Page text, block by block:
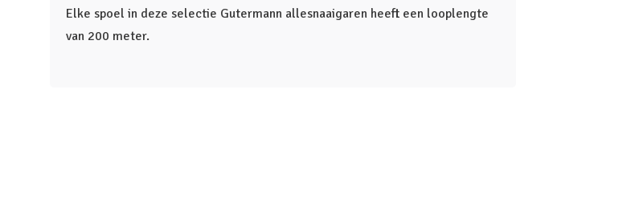
Elke spoel in deze selectie Gutermann allesnaaigaren heeft een looplengte
van 200 meter.